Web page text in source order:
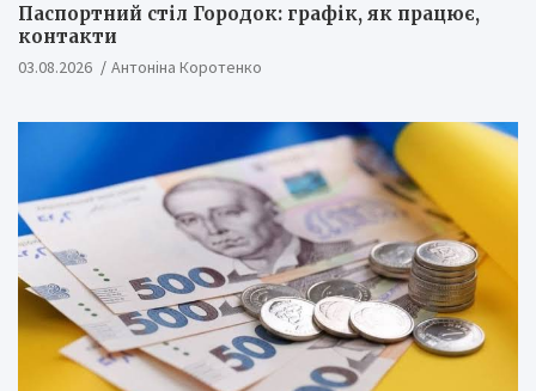
Паспортний стіл Городок: графік, як працює,
контакти
03.08.2026 Антоніна Коротенко